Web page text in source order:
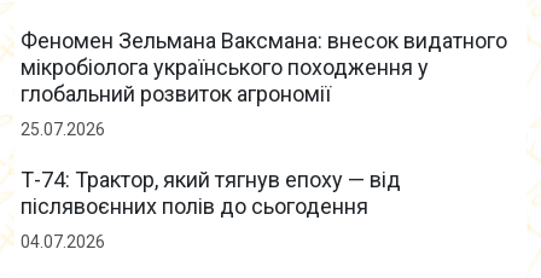
Феномен Зельмана Ваксмана: внесок видатного
мікробіолога українського походження у
глобальний розвиток агрономії
25.07.2026
Т-74: Трактор, який тягнув епоху — від
післявоєнних полів до сьогодення
04.07.2026